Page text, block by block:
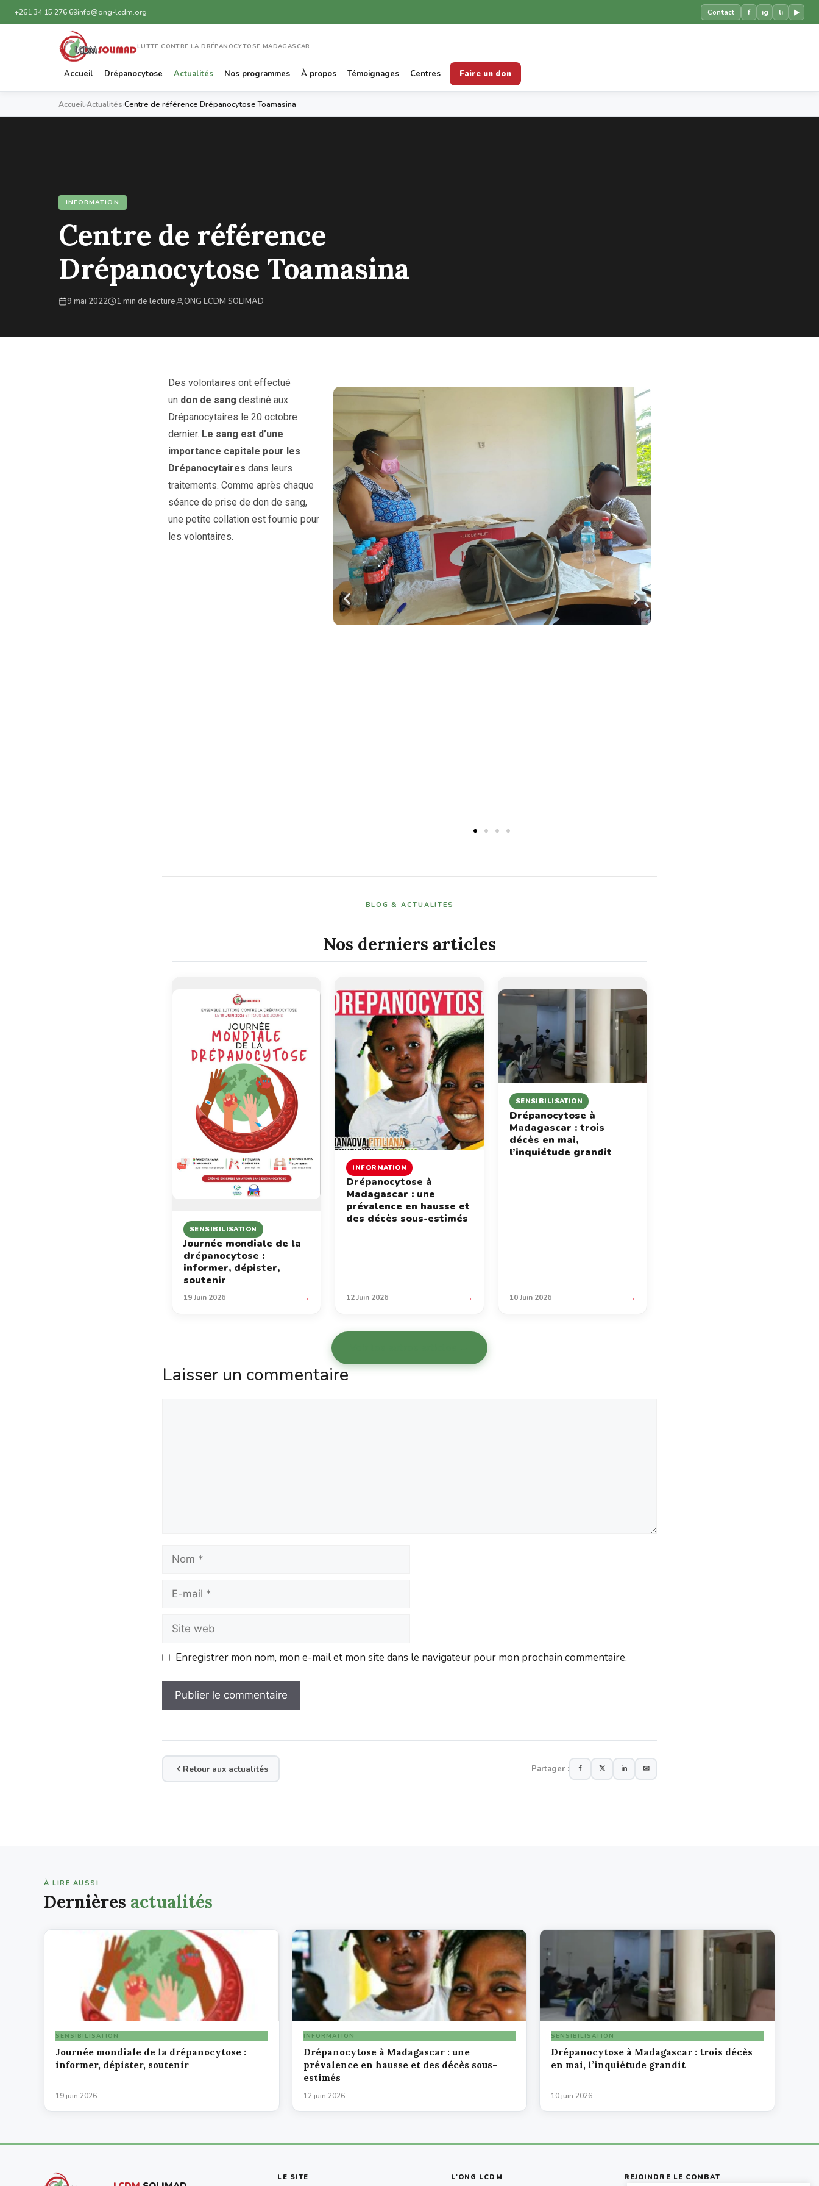
+261 34 15 276 69info@ong-lcdm.org Contact f ig li ▶
LUTTE CONTRE LA DRÉPANOCYTOSE MADAGASCAR
Accueil Drépanocytose Actualités Nos programmes À propos Témoignages Centres Faire un don
AccueilActualités Centre de référence Drépanocytose Toamasina
INFORMATION
Centre de référence
Drépanocytose Toamasina
9 mai 2022 1 min de lecture ONG LCDM SOLIMAD
Des volontaires ont effectué
un don de sang destiné aux
Drépanocytaires le 20 octobre
dernier. Le sang est d’une
importance capitale pour les
Drépanocytaires dans leurs
traitements. Comme après chaque
séance de prise de don de sang,
une petite collation est fournie pour
les volontaires.
BLOG & ACTUALITES
Nos derniers articles
SENSIBILISATION
Journée mondiale de la
drépanocytose :
informer, dépister,
soutenir
19 Juin 2026 →
INFORMATION
Drépanocytose à
Madagascar : une
prévalence en hausse et
des décès sous-estimés
12 Juin 2026 →
SENSIBILISATION
Drépanocytose à
Madagascar : trois
décès en mai,
l’inquiétude grandit
10 Juin 2026 →
Laisser un commentaire
Enregistrer mon nom, mon e-mail et mon site dans le navigateur pour mon prochain commentaire.
Retour aux actualités Partager : f 𝕏 in ✉
À LIRE AUSSI
Dernières actualités
SENSIBILISATION
Journée mondiale de la drépanocytose :
informer, dépister, soutenir
19 juin 2026
INFORMATION
Drépanocytose à Madagascar : une
prévalence en hausse et des décès sous-
estimés
12 juin 2026
SENSIBILISATION
Drépanocytose à Madagascar : trois décès
en mai, l’inquiétude grandit
10 juin 2026
LE SITE L'ONG LCDM REJOINDRE LE COMBAT